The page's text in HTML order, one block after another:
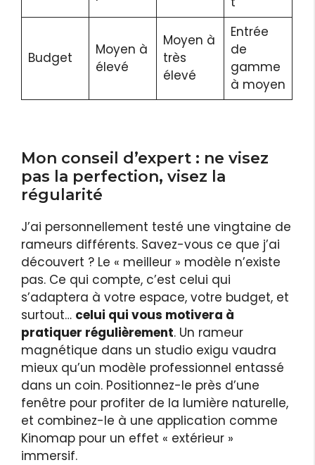
Budget
Moyen à
élevé
Moyen à
très
élevé
Entrée
de
gamme
à moyen
Mon conseil d’expert : ne visez
pas la perfection, visez la
régularité
J’ai personnellement testé une vingtaine de
rameurs différents. Savez-vous ce que j’ai
découvert ? Le « meilleur » modèle n’existe
pas. Ce qui compte, c’est celui qui
s’adaptera à votre espace, votre budget, et
surtout… celui qui vous motivera à
pratiquer régulièrement. Un rameur
magnétique dans un studio exigu vaudra
mieux qu’un modèle professionnel entassé
dans un coin. Positionnez-le près d’une
fenêtre pour profiter de la lumière naturelle,
et combinez-le à une application comme
Kinomap pour un effet « extérieur »
immersif.